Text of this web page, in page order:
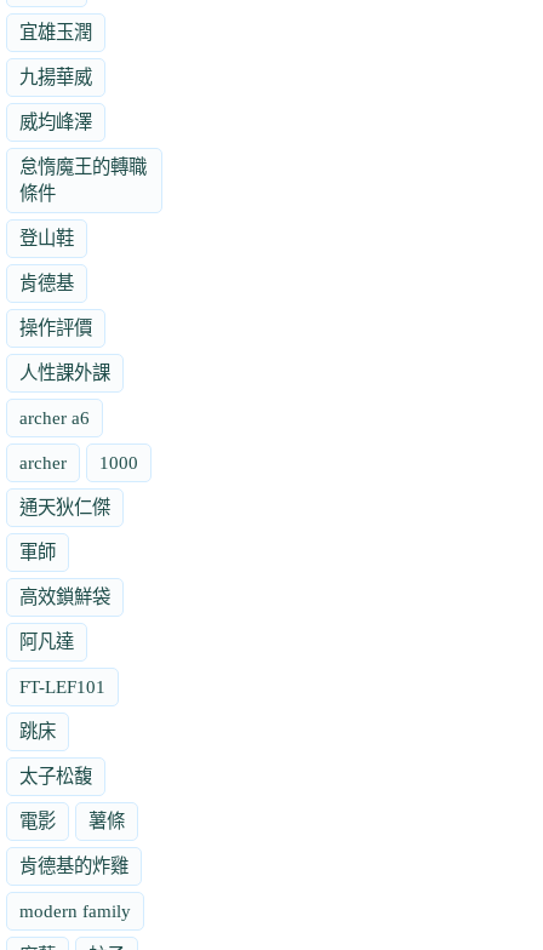
宜雄玉潤
九揚華威
威均峰澤
怠惰魔王的轉職
條件
登山鞋
肯德基
操作評價
人性課外課
archer a6
archer 1000
通天狄仁傑
軍師
高效鎖鮮袋
阿凡達
FT-LEF101
跳床
太子松馥
電影 薯條
肯德基的炸雞
modern family